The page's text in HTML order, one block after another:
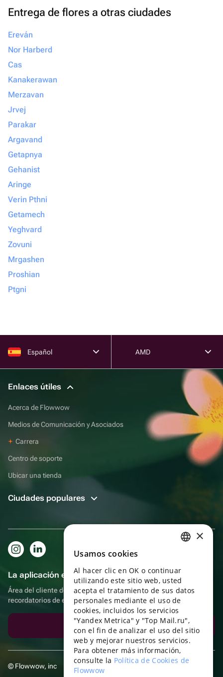
Entrega de flores a otras ciudades
Ereván
Nor Harberd
Cas
Kanakerawan
Merzavan
Jrvej
Parakar
Argavand
Getapnya
Gehanist
Aringe
Verin Pthni
Getamech
Yeghvard
Zovuni
Mrgashen
Proshian
Ptgni
Español AMD
Enlaces útiles
Acerca de Flowwow
Medios de Comunicación y Asociados
Carrera
Centro de soporte
Ubicar una tienda
Ciudades populares
La aplicación es aún más práctica.
Área del cliente del destinatario, más bonos por compras y
recordatorios de eventos
Descargar la aplicación
© Flowwow, inc
ENGLISH
UKRAINIAN
PORTUGUESE
SPANISH
HUNGARIAN
ITALIAN
×
Usamos cookies
Al hacer clic en OK o continuar
utilizando este sitio web, usted
acepta el tratamiento de sus datos
personales mediante el uso de
cookies, incluidos los servicios
"Yandex Metrica" y "Top Mail.ru",
con el fin de analizar el uso del sitio
web y mejorar nuestros servicios.
Para obtener más información,
consulte la Política de Cookies de
Flowwow